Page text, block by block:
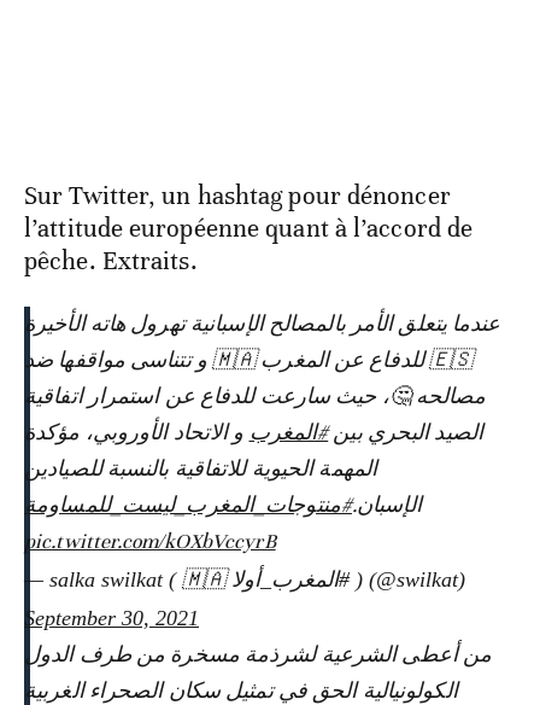
Sur Twitter, un hashtag pour dénoncer
l’attitude européenne quant à l’accord de
pêche. Extraits.
عندما يتعلق الأمر بالمصالح الإسبانية تهرول هاته الأخيرة
🇪🇸 للدفاع عن المغرب 🇲🇦 و تتناسى مواقفها ضد
مصالحه 🤔، حيث سارعت للدفاع عن استمرار اتفاقية
الصيد البحري بين#المغرب و الاتحاد الأوروبي، مؤكدة
المهمة الحيوية للاتفاقية بالنسبة للصيادين
الإسبان.#منتوجات_المغرب_ليست_للمساومة
pic.twitter.com/kOXbVccyrB
— salka swilkat ( 🇲🇦 المغرب_أولا# ) (@swilkat)
September 30, 2021
من أعطى الشرعية لشرذمة مسخرة من طرف الدول
الكولونيالية الحق في تمثيل سكان الصحراء الغربية